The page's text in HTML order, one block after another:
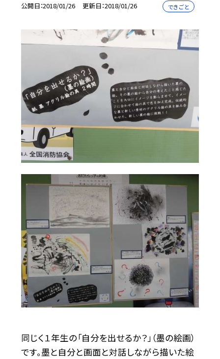
公開日 2018/01/26 更新日 2018/01/26 できごと
同じく１年生の「自分を出せるか？」（墨の絵画）
です。墨と自分と画面と対話しながら描いた絵